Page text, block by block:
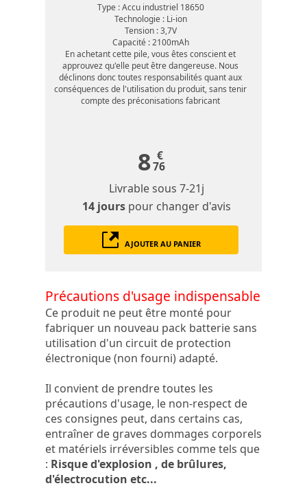
Type : Accu industriel 18650
Technologie : Li-ion
Tension : 3,7V
Capacité : 2100mAh
En achetant cette pile, vous êtes conscient et
approuvez qu'elle peut être dangereuse. Nous
déclinons donc toutes responsabilités quant aux
conséquences de l'utilisation du produit, sans tenir
compte des préconisations fabricant
8 €
76
Livrable sous7-21j
14 jours pour changer d'avis
AJOUTER AU PANIER
Précautions d'usage indispensable
Ce produit ne peut être monté pour
fabriquer un nouveau pack batterie sans
utilisation d'un circuit de protection
électronique (non fourni) adapté.
Il convient de prendre toutes les
précautions d'usage, le non-respect de
ces consignes peut, dans certains cas,
entraîner de graves dommages corporels
et matériels irréversibles comme tels que
: Risque d'explosion , de brûlures,
d'électrocution etc...